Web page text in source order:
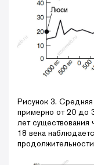
Рисунок 3.
примерно от 20 до
лет
18 века